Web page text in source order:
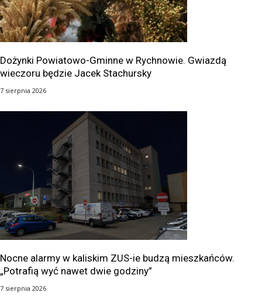
Dożynki Powiatowo-Gminne w Rychnowie. Gwiazdą
wieczoru będzie Jacek Stachursky
7 sierpnia 2026
Nocne alarmy w kaliskim ZUS-ie budzą mieszkańców.
„Potrafią wyć nawet dwie godziny”
7 sierpnia 2026